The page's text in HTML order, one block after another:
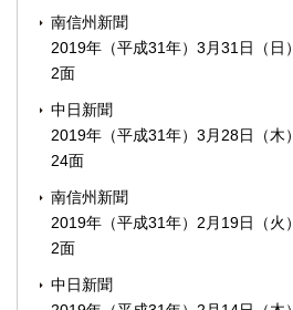
南信州新聞
2019年（平成31年）3月31日（日）
2面
中日新聞
2019年（平成31年）3月28日（木）
24面
南信州新聞
2019年（平成31年）2月19日（火）
2面
中日新聞